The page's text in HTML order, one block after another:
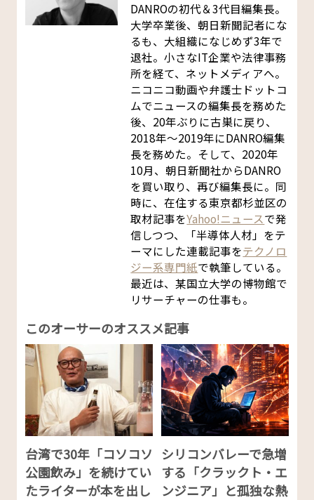
DANROの初代＆3代目編集長。
大学卒業後、朝日新聞記者にな
るも、大組織になじめず3年で
退社。小さなIT企業や法律事務
所を経て、ネットメディアへ。
ニコニコ動画や弁護士ドットコ
ムでニュースの編集長を務めた
後、20年ぶりに古巣に戻り、
2018年〜2019年にDANRO編集
長を務めた。そして、2020年
10月、朝日新聞社からDANRO
を買い取り、再び編集長に。同
時に、在住する東京都杉並区の
取材記事をYahoo!ニュースで発
信しつつ、「半導体人材」をテ
ーマにした連載記事をテクノロ
ジー系専門紙で執筆している。
最近は、某国立大学の博物館で
リサーチャーの仕事も。
このオーサーのオススメ記事
台湾で30年「コソコソ
公園飲み」を続けてい
たライターが本を出し
シリコンバレーで急増
する「クラックト・エ
ンジニア」と孤独な熱